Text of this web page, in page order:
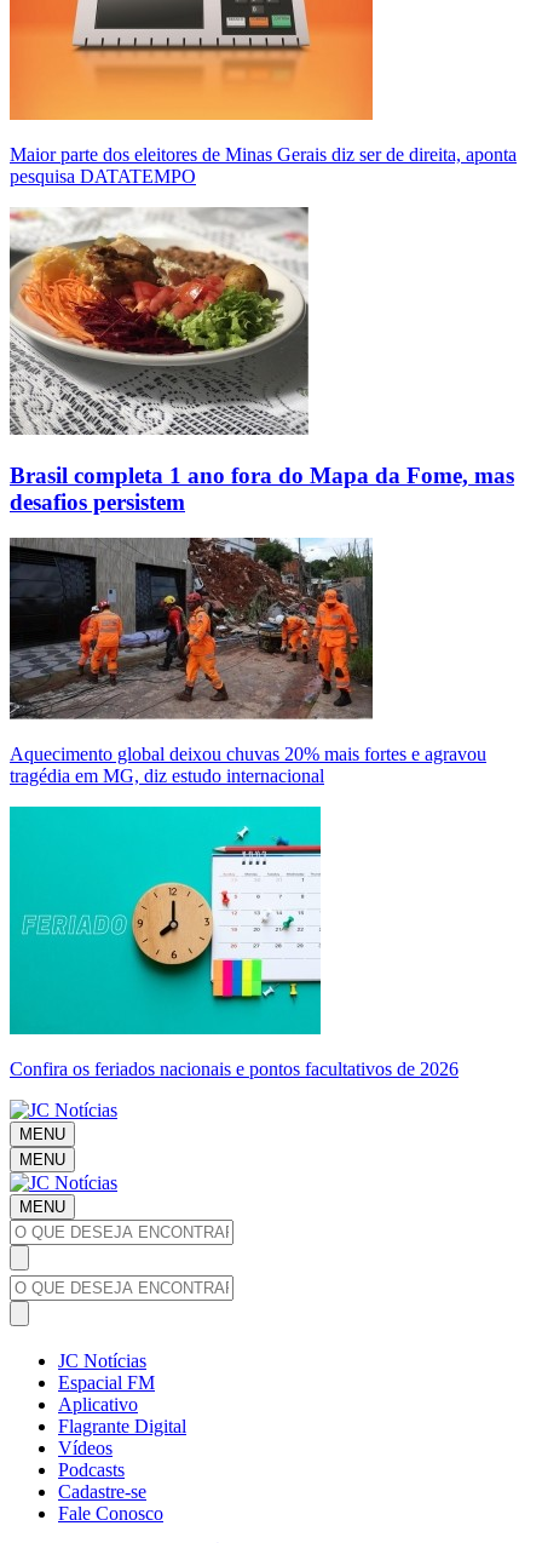
Maior parte dos eleitores de Minas Gerais diz ser de direita, aponta
pesquisa DATATEMPO
Brasil completa 1 ano fora do Mapa da Fome, mas
desafios persistem
Aquecimento global deixou chuvas 20% mais fortes e agravou
tragédia em MG, diz estudo internacional
Confira os feriados nacionais e pontos facultativos de 2026
MENU
MENU
MENU
JC Notícias
Espacial FM
Aplicativo
Flagrante Digital
Vídeos
Podcasts
Cadastre-se
Fale Conosco